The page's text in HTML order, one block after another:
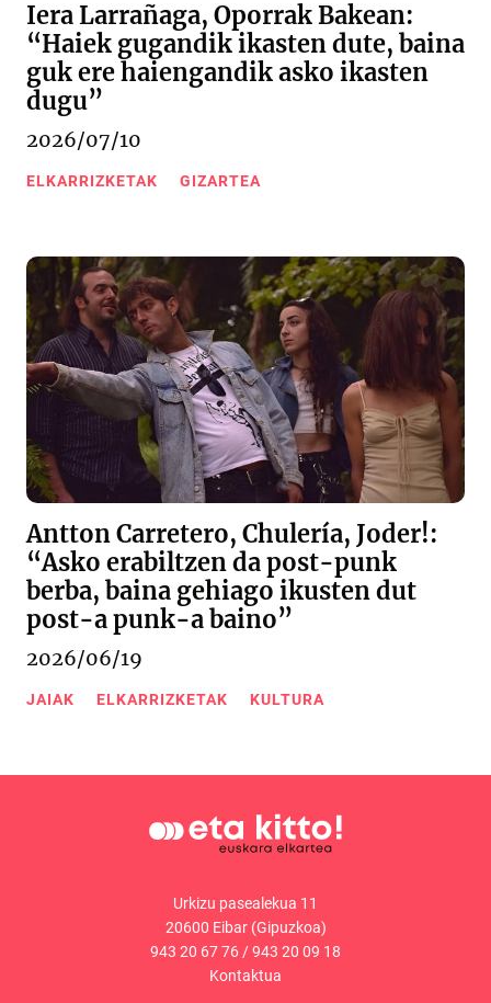
Iera Larrañaga, Oporrak Bakean:
“Haiek gugandik ikasten dute, baina
guk ere haiengandik asko ikasten
dugu”
2026/07/10
ELKARRIZKETAK GIZARTEA
Antton Carretero, Chulería, Joder!:
“Asko erabiltzen da post-punk
berba, baina gehiago ikusten dut
post-a punk-a baino”
2026/06/19
JAIAK ELKARRIZKETAK KULTURA
Urkizu pasealekua 11
20600 Eibar (Gipuzkoa)
943 20 67 76/943 20 09 18
Kontaktua